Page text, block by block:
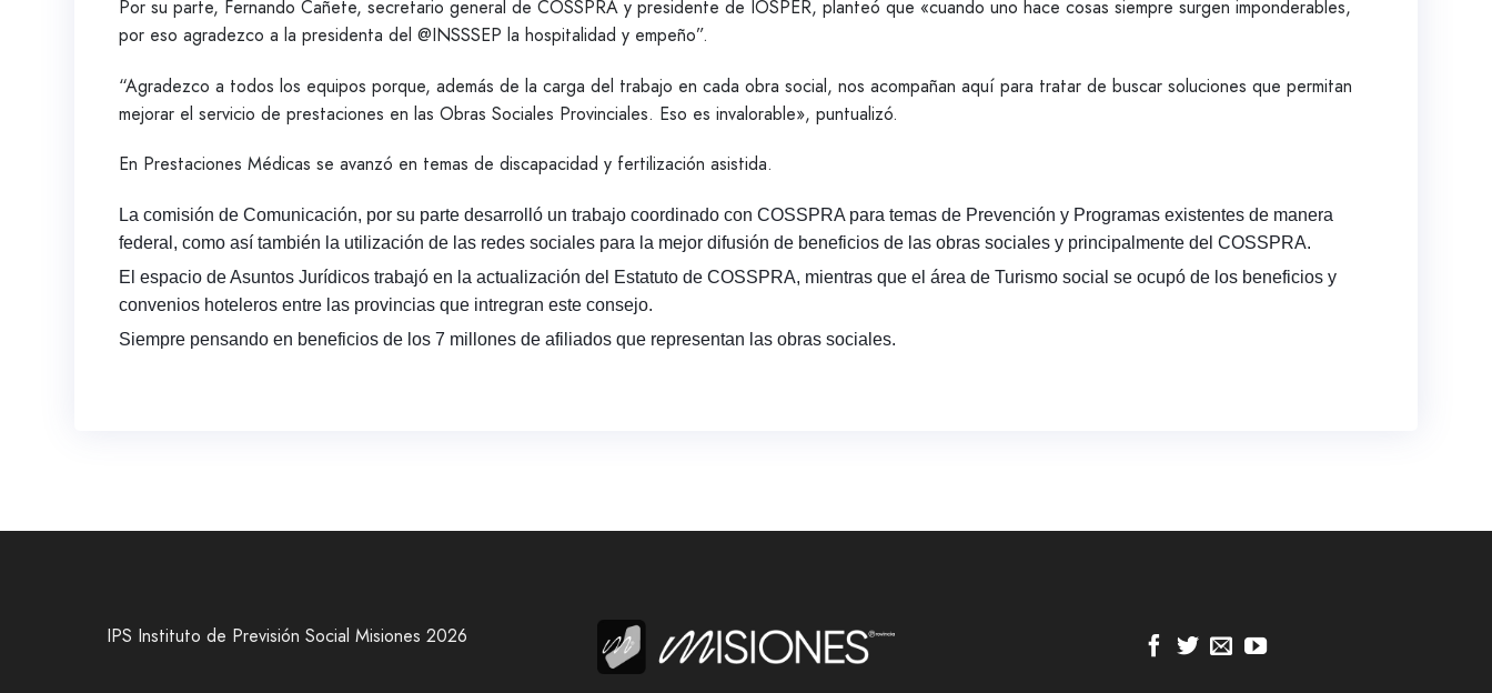
Por su parte, Fernando Cañete, secretario general de COSSPRA y presidente de IOSPER, planteó que «cuando uno hace cosas siempre surgen imponderables,
por eso agradezco a la presidenta del @INSSSEP la hospitalidad y empeño”.
“Agradezco a todos los equipos porque, además de la carga del trabajo en cada obra social, nos acompañan aquí para tratar de buscar soluciones que permitan
mejorar el servicio de prestaciones en las Obras Sociales Provinciales. Eso es invalorable», puntualizó.
En Prestaciones Médicas se avanzó en temas de discapacidad y fertilización asistida.
La comisión de Comunicación, por su parte desarrolló un trabajo coordinado con COSSPRA para temas de Prevención y Programas existentes de manera
federal, como así también la utilización de las redes sociales para la mejor difusión de beneficios de las obras sociales y principalmente del COSSPRA.
El espacio de Asuntos Jurídicos trabajó en la actualización del Estatuto de COSSPRA, mientras que el área de Turismo social se ocupó de los beneficios y
convenios hoteleros entre las provincias que intregran este consejo.
Siempre pensando en beneficios de los 7 millones de afiliados que representan las obras sociales.
IPS Instituto de Previsión Social Misiones 2026